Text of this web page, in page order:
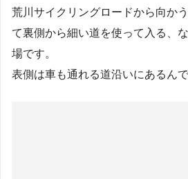
荒川サイクリングロードから向か
て裏側から細い道を使って入る、
場です。
表側は車も通れる道沿いにあるんで